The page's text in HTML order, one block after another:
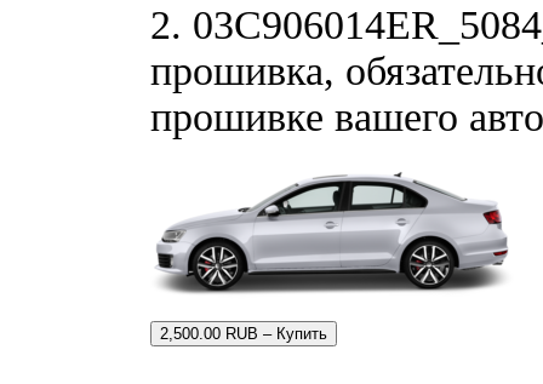
2.
прошивка,
прошивке вашего
2,500.00 RUB – Купить